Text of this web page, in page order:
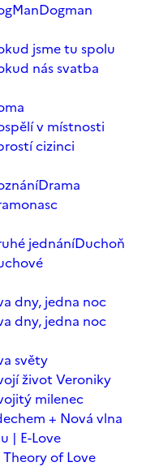
Dogman
jsme tu spolu
nás svatba
v místnosti
cizinci
Drama
jednáníDuchoň
dny, jedna noc
dny, jedna noc
světy
život Veroniky
milenec
+ Nová vlna
| E-Love
of Love